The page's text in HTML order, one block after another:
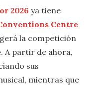
2026 ya tiene
Centre
la competición
. A partir de ahora,
sus
mientras que